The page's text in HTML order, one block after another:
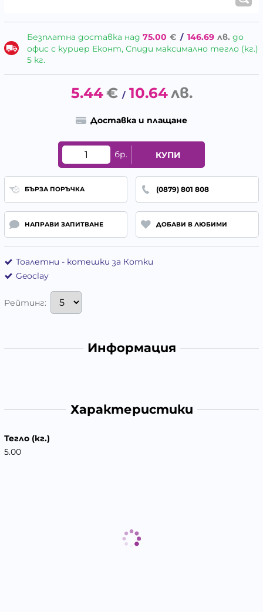
Безплатна доставка над 75.00 € / 146.69 лв. до
офис с куриер Еконт, Спиди максимално тегло (кг.)
5 кг.
5.44€ / 10.64лв.
Доставка и плащане
бр. КУПИ
БЪРЗА ПОРЪЧКА (0879) 801 808
НАПРАВИ ЗАПИТВАНЕ ДОБАВИ В ЛЮБИМИ
Тоалетни - котешки за Котки
Geoclay
Рейтинг:
Информация
Характеристики
Тегло (кг.)
5.00